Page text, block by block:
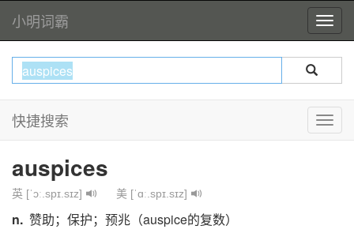
小明词霸
快捷搜索
auspices
英 [ˈɔː.spɪ.sɪz] 美 [ˈɑː.spɪ.sɪz]
n. 赞助；保护；预兆（auspice的复数）